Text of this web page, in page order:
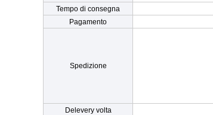
Tempo di consegna
Pagamento
Spedizione
Delevery volta